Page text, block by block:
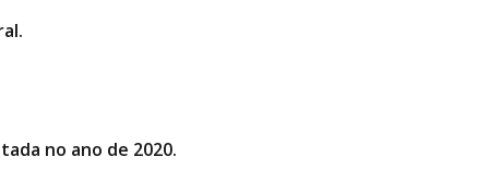
no ano de 2020.